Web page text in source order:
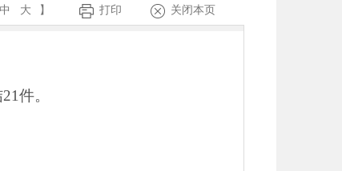
关闭本页
打印
中 大 】
件。